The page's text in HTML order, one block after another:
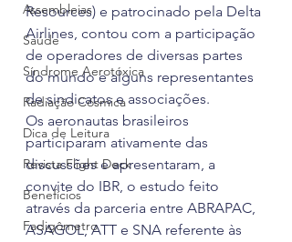
Assembleias
Saúde
Síndrome Aerotóxica
Radiação Cósmica
Dica de Leitura
Revista Flight Deck
Benefícios
Fadigômetro
Resources) e patrocinado pela Delta
Airlines, contou com a participação
de operadores de diversas partes
do mundo e alguns representantes
de sindicatos e associações.
Os aeronautas brasileiros
participaram ativamente das
discussões e apresentaram, a
convite do IBR, o estudo feito
através da parceria entre ABRAPAC,
ASAGOL, ATT e SNA referente às